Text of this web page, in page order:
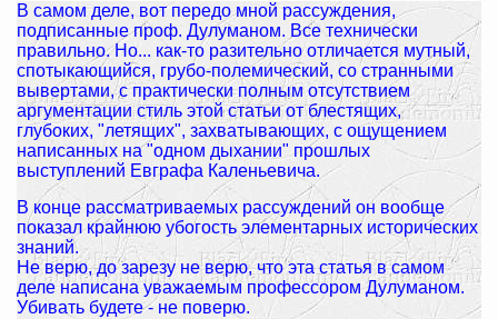
В самом деле, вот передо мной рассуждения,
подписанные проф. Дулуманом. Все технически
правильно. Но... как-то разительно отличается мутный,
спотыкающийся, грубо-полемический, со странными
вывертами, с практически полным отсутствием
аргументации стиль этой статьи от блестящих,
глубоких, "летящих", захватывающих, с ощущением
написанных на "одном дыхании" прошлых
выступлений Евграфа Каленьевича.
В конце рассматриваемых рассуждений он вообще
показал крайнюю убогость элементарных исторических
знаний.
Не верю, до зарезу не верю, что эта статья в самом
деле написана уважаемым профессором Дулуманом.
Убивать будете - не поверю.